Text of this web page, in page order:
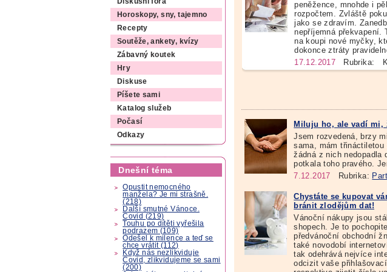
Horoskopy, sny, tajemno
Recepty
Soutěže, ankety, kvízy
Zábavný koutek
Hry
Diskuse
Píšete sami
Katalog služeb
Počasí
Odkazy
Dnešní téma
Opustit nemocného
manžela? Je mi strašně.
(218)
Další smutné Vánoce.
Covid (219)
Touhu po dítěti vyřešila
podrazem (109)
Odešel k milence a teď se
chce vrátit (112)
Když nás nezlikviduje
Covid, zlikvidujeme se sami
(200)
peněžence, mnohde i
rozpočtem. Zvláště
jako se zdravím.
nepříjemná překvapení.
na koupi nové myčky,
dokonce ztráty
17.12.2017 Rubrika:
Miluju ho, ale vadí mi,
Jsem rozvedená, brzy
sama, mám
žádná z nich nedopadla
potkala toho pravého.
7.12.2017 Rubrika:
Chystáte se kupovat
bránit zlodějům dat!
Vánoční nákupy jsou
shopech. Je to
předvánoční obchodní
také novodobí
tak odehrává nejvíce
odcizit vaše